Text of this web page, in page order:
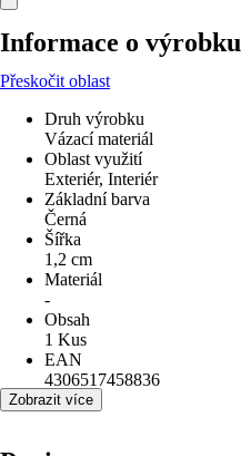
Informace o výrobku
Přeskočit oblast
Druh výrobku
Vázací materiál
Oblast využití
Exteriér, Interiér
Základní barva
Černá
Šířka
1,2 cm
Materiál
-
Obsah
1 Kus
EAN
4306517458836
Zobrazit více